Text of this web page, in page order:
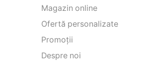
Magazin online
Ofertă personalizate
Promoții
Despre noi